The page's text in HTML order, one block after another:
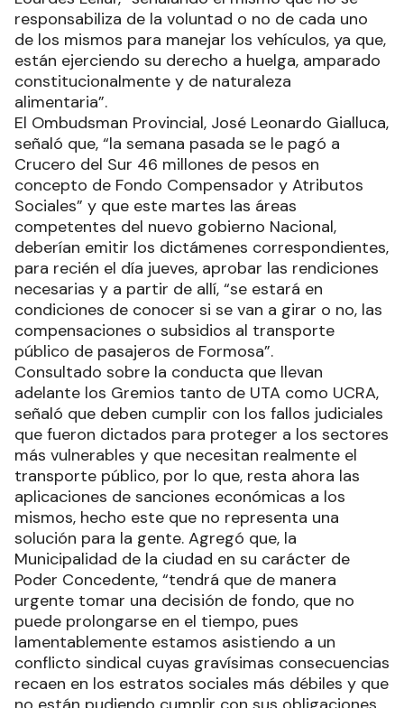
responsabiliza de la voluntad o no de cada uno
de los mismos para manejar los vehículos, ya que,
están ejerciendo su derecho a huelga, amparado
constitucionalmente y de naturaleza
alimentaria”.
El Ombudsman Provincial, José Leonardo Gialluca,
señaló que, “la semana pasada se le pagó a
Crucero del Sur 46 millones de pesos en
concepto de Fondo Compensador y Atributos
Sociales” y que este martes las áreas
competentes del nuevo gobierno Nacional,
deberían emitir los dictámenes correspondientes,
para recién el día jueves, aprobar las rendiciones
necesarias y a partir de allí, “se estará en
condiciones de conocer si se van a girar o no, las
compensaciones o subsidios al transporte
público de pasajeros de Formosa”.
Consultado sobre la conducta que llevan
adelante los Gremios tanto de UTA como UCRA,
señaló que deben cumplir con los fallos judiciales
que fueron dictados para proteger a los sectores
más vulnerables y que necesitan realmente el
transporte público, por lo que, resta ahora las
aplicaciones de sanciones económicas a los
mismos, hecho este que no representa una
solución para la gente. Agregó que, la
Municipalidad de la ciudad en su carácter de
Poder Concedente, “tendrá que de manera
urgente tomar una decisión de fondo, que no
puede prolongarse en el tiempo, pues
lamentablemente estamos asistiendo a un
conflicto sindical cuyas gravísimas consecuencias
recaen en los estratos sociales más débiles y que